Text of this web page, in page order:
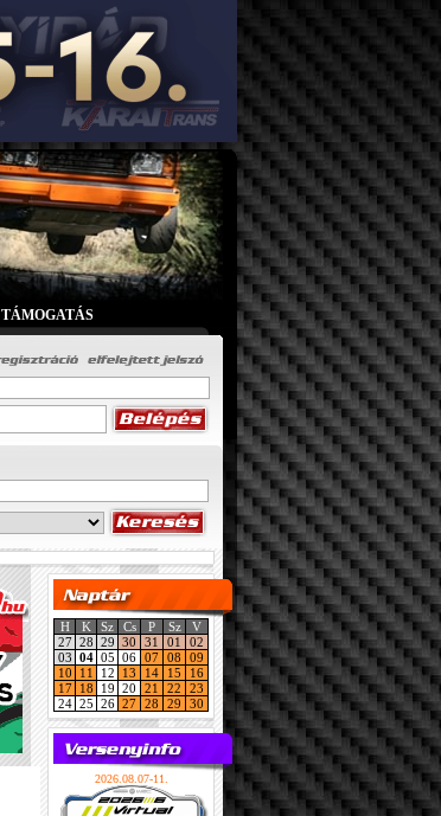
TÁMOGATÁS
H K Sz Cs P Sz
V
27 28 29 30 31 01
02
03 04 05 06 07 08
09
10
11 12 13 14 15
16
17
18 19 20 21 22
23
24 25 26 27 28 29 30
2026.08.07-11.